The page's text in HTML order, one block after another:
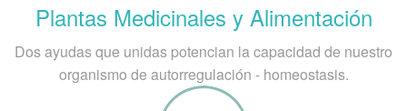
Plantas Medicinales y Alimentación
Dos ayudas que unidas potencian la capacidad de nuestro
organismo de autorregulación - homeostasis.